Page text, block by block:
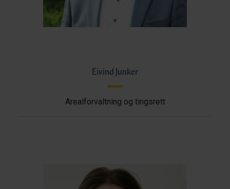
Eivind Junker
Arealforvaltning og tingsrett